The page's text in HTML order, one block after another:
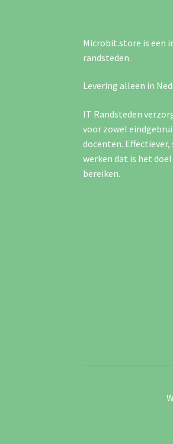
Microbit.store is een
randsteden.
Levering alleen in
IT Randsteden
voor zowel
docenten.
werken dat is het
bereiken.